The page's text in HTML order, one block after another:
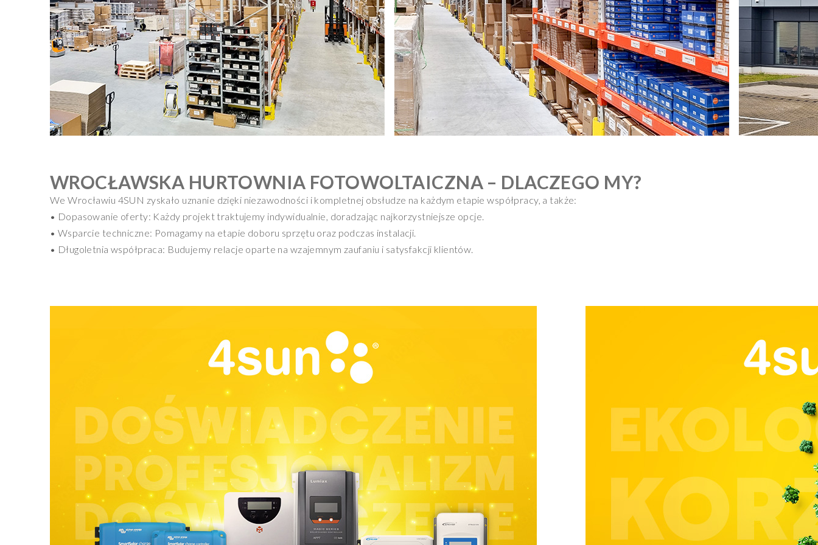
WROCŁAWSKA HURTOWNIA FOTOWOLTAICZNA – DLACZEGO MY?
We Wrocławiu 4SUN zyskało uznanie dzięki niezawodności i kompletnej obsłudze na każdym etapie współpracy, a także:
• Dopasowanie oferty: Każdy projekt traktujemy indywidualnie, doradzając najkorzystniejsze opcje.
• Wsparcie techniczne: Pomagamy na etapie doboru sprzętu oraz podczas instalacji.
• Długoletnia współpraca: Budujemy relacje oparte na wzajemnym zaufaniu i satysfakcji klientów.